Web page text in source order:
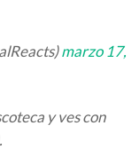
marzo 17,
y ves con